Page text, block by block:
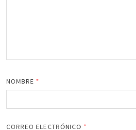
NOMBRE *
CORREO ELECTRÓNICO *